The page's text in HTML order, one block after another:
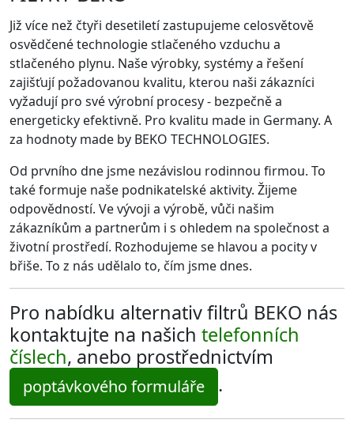
Již více než čtyři desetiletí zastupujeme celosvětově
osvědčené technologie stlačeného vzduchu a
stlačeného plynu. Naše výrobky, systémy a řešení
zajišťují požadovanou kvalitu, kterou naši zákazníci
vyžadují pro své výrobní procesy - bezpečně a
energeticky efektivně. Pro kvalitu made in Germany. A
za hodnoty made by BEKO TECHNOLOGIES.
Od prvního dne jsme nezávislou rodinnou firmou. To
také formuje naše podnikatelské aktivity. Žijeme
odpovědností. Ve vývoji a výrobě, vůči našim
zákazníkům a partnerům i s ohledem na společnost a
životní prostředí. Rozhodujeme se hlavou a pocity v
břiše. To z nás udělalo to, čím jsme dnes.
Pro nabídku alternativ filtrů BEKO nás
kontaktujte na našich telefonních
číslech, anebo prostřednictvím
poptávkového formuláře .